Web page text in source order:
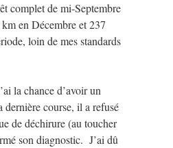
complet de mi-Septembre
en Décembre et 237
loin de mes standards
la chance d’avoir un
dernière course, il a refusé
de déchirure (au toucher
son diagnostic. J’ai dû